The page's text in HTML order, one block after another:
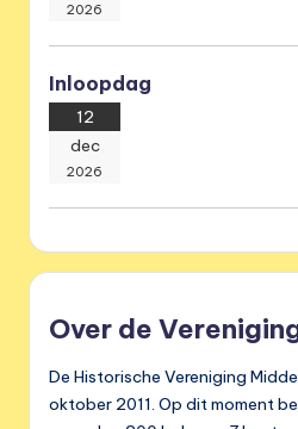
2026
Inloopdag
12
dec
2026
Over de
De Historische Vereniging
oktober 2011. Op dit moment